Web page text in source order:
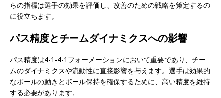
らの指標は選手の効果を評価し、改善のための戦略を策定するの
に役立ちます。
パス精度とチームダイナミクスへの影響
パス精度は4-1-4-1フォーメーションにおいて重要であり、チー
ムのダイナミクスや流動性に直接影響を与えます。選手は効果的
なボールの動きとボール保持を確保するために、高い精度を維持
する必要があります。